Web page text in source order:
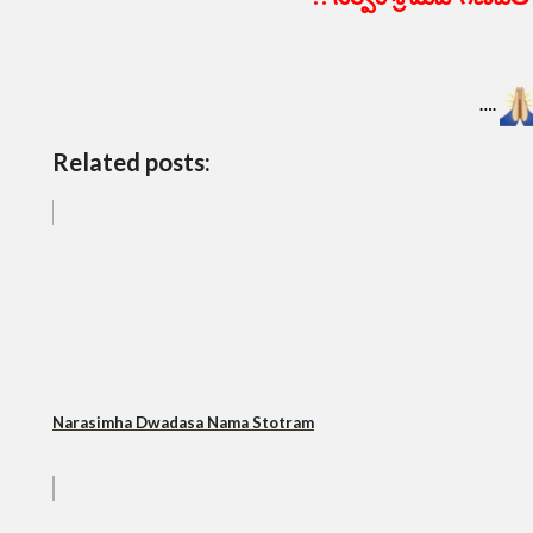
….
Related posts:
Narasimha Dwadasa Nama Stotram